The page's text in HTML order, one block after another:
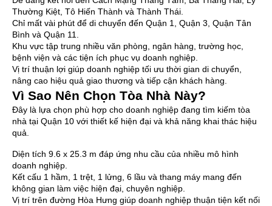
Thường Kiệt, Tô Hiến Thành và Thành Thái.
Chỉ mất vài phút để di chuyển đến Quận 1, Quận 3, Quận Tân
Bình và Quận 11.
Khu vực tập trung nhiều văn phòng, ngân hàng, trường học,
bệnh viện và các tiện ích phục vụ doanh nghiệp.
Vị trí thuận lợi giúp doanh nghiệp tối ưu thời gian di chuyển,
nâng cao hiệu quả giao thương và tiếp cận khách hàng.
Vì Sao Nên Chọn Tòa Nhà Này?
Đây là lựa chọn phù hợp cho doanh nghiệp đang tìm kiếm tòa
nhà tại Quận 10 với thiết kế hiện đại và khả năng khai thác hiệu
quả.
Diện tích 9.6 x 25.3 m đáp ứng nhu cầu của nhiều mô hình
doanh nghiệp.
Kết cấu 1 hầm, 1 trệt, 1 lửng, 6 lầu và thang máy mang đến
không gian làm việc hiện đại, chuyên nghiệp.
Vị trí trên đường Hòa Hưng giúp doanh nghiệp thuận tiện kết nối